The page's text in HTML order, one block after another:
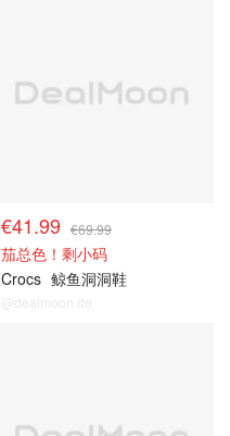
€41.99 €69.99
茄总色！剩小码
Crocs 鲸鱼洞洞鞋
@dealmoon.de